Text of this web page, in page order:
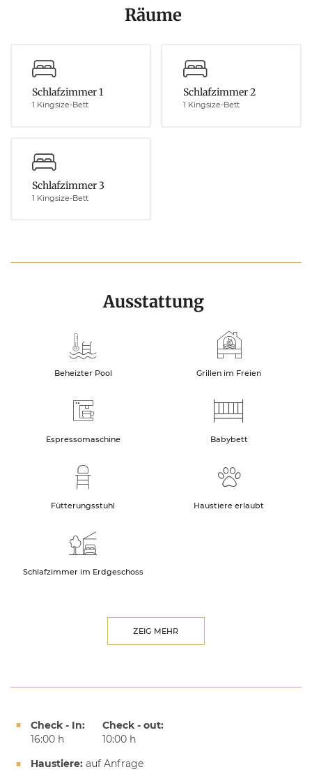
Räume
Schlafzimmer 1
1 Kingsize-Bett
Schlafzimmer 2
1 Kingsize-Bett
Schlafzimmer 3
1 Kingsize-Bett
Ausstattung
Beheizter Pool Grillen im Freien
Espressomaschine Babybett
Fütterungsstuhl Haustiere erlaubt
Schlafzimmer im Erdgeschoss
ZEIG MEHR
Check - In:
16:00 h
Check - out:
10:00 h
Haustiere: auf Anfrage